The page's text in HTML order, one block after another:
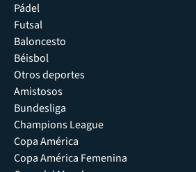
Pádel
Futsal
Baloncesto
Béisbol
Otros deportes
Amistosos
Bundesliga
Champions League
Copa América
Copa América Femenina